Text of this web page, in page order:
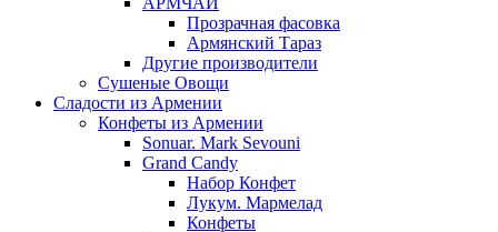
Прозрачная фасовка
Армянский Тараз
Другие производители
Сушеные Овощи
Сладости из Армении
Конфеты из Армении
Sonuar. Mark Sevouni
Grand Candy
Набор Конфет
Лукум. Мармелад
Конфеты